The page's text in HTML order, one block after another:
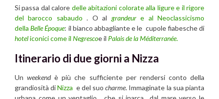
Si passa dal calore delle abitazioni colorate alla ligure e il rigore
del barocco sabaudo . O al grandeure al Neoclassicismo
dellaBelle Époque: il bianco abbagliante e le cupole fiabesche di
hoteliconici come il Negrescoe il Palais de la Méditerranée.
Itinerario di due giorni a Nizza
Unweekendè più che sufficiente per rendersi conto della
grandiosità diNizza e del suocharme. Immaginate la sua pianta